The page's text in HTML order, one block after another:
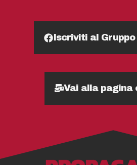
Iscriviti al
Vai alla pagina